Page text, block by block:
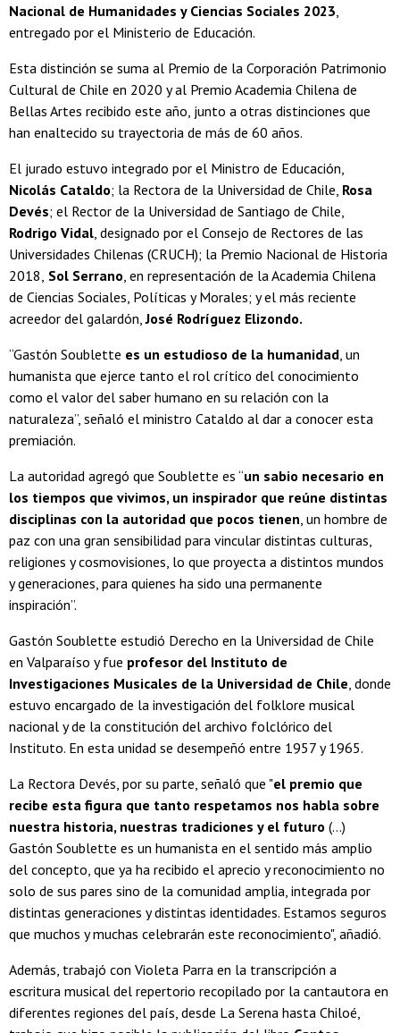
Nacional de Humanidades y Ciencias Sociales 2023
entregado por el Ministerio de Educación.
Esta distinción se suma al Premio de la Corporación Patrimonio
Cultural de Chile en 2020 y al Premio Academia Chilena de
Bellas Artes recibido este año, junto a otras distinciones que
han enaltecido su trayectoria de más de 60 años.
El jurado estuvo integrado por el Ministro de Educación,
Nicolás Cataldo; la Rectora de la Universidad de Chile, Rosa
Devés; el Rector de la Universidad de Santiago de Chile,
Rodrigo Vidal , designado por el Consejo de Rectores de las
Universidades Chilenas (CRUCH); la Premio Nacional de Historia
2018, Sol Serrano , en representación de la Academia Chilena
de Ciencias Sociales, Políticas y Morales; y el más reciente
acreedor del galardón,José Rodríguez Elizondo.
“Gastón Soublette es un estudioso de la humanidad , un
humanista que ejerce tanto el rol crítico del conocimiento
como el valor del saber humano en su relación con la
naturaleza”, señaló el ministro Cataldo al dar a conocer esta
premiación.
La autoridad agregó que Soublette es “un sabio necesario en
los tiempos que vivimos, un inspirador que reúne distintas
disciplinas con la autoridad que pocos tienen , un hombre de
paz con una gran sensibilidad para vincular distintas culturas,
religiones y cosmovisiones, lo que proyecta a distintos mundos
y generaciones, para quienes ha sido una permanente
inspiración”.
Gastón Soublette estudió Derecho en la Universidad de Chile
en Valparaíso y fue profesor del Instituto de
Investigaciones Musicales de la Universidad de Chile , donde
estuvo encargado de la investigación del folklore musical
nacional y de la constitución del archivo folclórico del
Instituto. En esta unidad se desempeñó entre 1957 y 1965.
La Rectora Devés, por su parte, señaló que "el premio que
recibe esta figura que tanto respetamos nos habla sobre
nuestra historia, nuestras tradiciones y el futuro (...)
Gastón Soublette es un humanista en el sentido más amplio
del concepto, que ya ha recibido el aprecio y reconocimiento no
solo de sus pares sino de la comunidad amplia, integrada por
distintas generaciones y distintas identidades. Estamos seguros
que muchos y muchas celebrarán este reconocimiento", añadió.
Además, trabajó con Violeta Parra en la transcripción a
escritura musical del repertorio recopilado por la cantautora en
diferentes regiones del país, desde La Serena hasta Chiloé,